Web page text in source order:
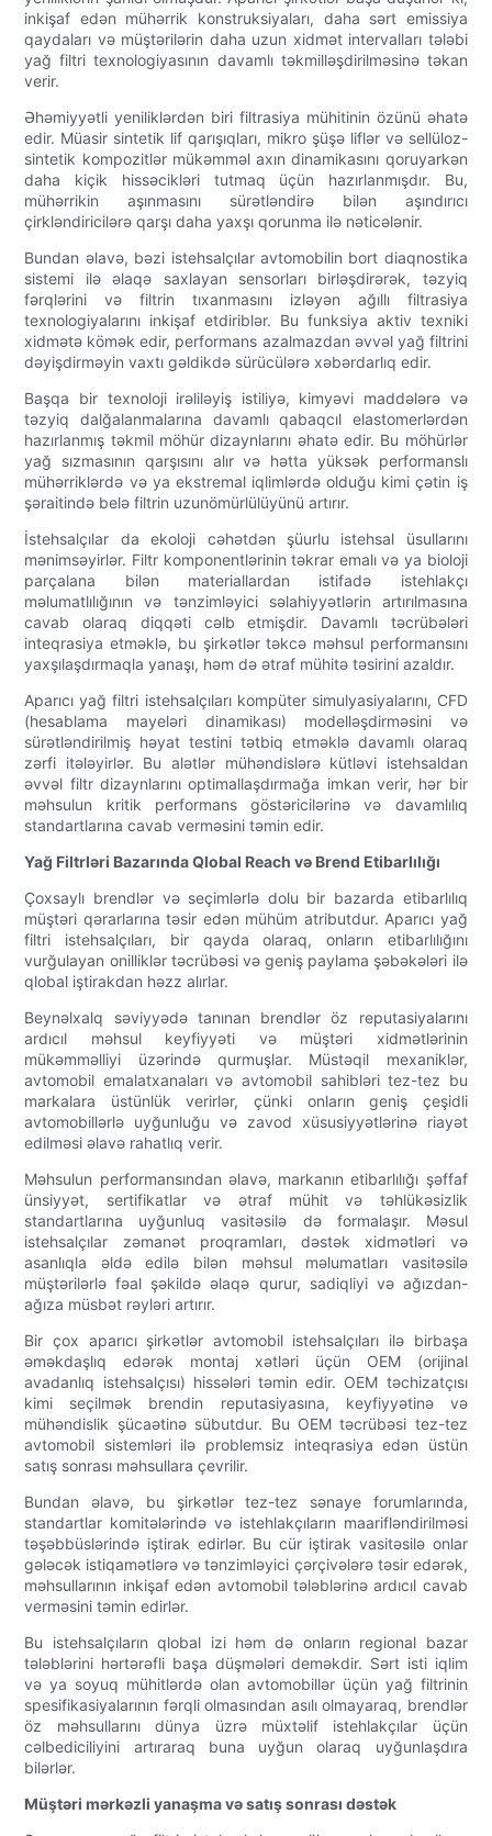
inkişaf edən mühərrik konstruksiyaları, daha sərt emissiya
qaydaları və müştərilərin daha uzun xidmət intervalları tələbi
yağ filtri texnologiyasının davamlı təkmilləşdirilməsinə təkan
verir.
Əhəmiyyətli yeniliklərdən biri filtrasiya mühitinin özünü əhatə
edir. Müasir sintetik lif qarışıqları, mikro şüşə liflər və sellüloz-
sintetik kompozitlər mükəmməl axın dinamikasını qoruyarkən
daha kiçik hissəcikləri tutmaq üçün hazırlanmışdır. Bu,
mühərrikin aşınmasını sürətləndirə bilən aşındırıcı
çirkləndiricilərə qarşı daha yaxşı qorunma ilə nəticələnir.
Bundan əlavə, bəzi istehsalçılar avtomobilin bort diaqnostika
sistemi ilə əlaqə saxlayan sensorları birləşdirərək, təzyiq
fərqlərini və filtrin tıxanmasını izləyən ağıllı filtrasiya
texnologiyalarını inkişaf etdiriblər. Bu funksiya aktiv texniki
xidmətə kömək edir, performans azalmazdan əvvəl yağ filtrini
dəyişdirməyin vaxtı gəldikdə sürücülərə xəbərdarlıq edir.
Başqa bir texnoloji irəliləyiş istiliyə, kimyəvi maddələrə və
təzyiq dalğalanmalarına davamlı qabaqcıl elastomerlərdən
hazırlanmış təkmil möhür dizaynlarını əhatə edir. Bu möhürlər
yağ sızmasının qarşısını alır və hətta yüksək performanslı
mühərriklərdə və ya ekstremal iqlimlərdə olduğu kimi çətin iş
şəraitində belə filtrin uzunömürlülüyünü artırır.
İstehsalçılar da ekoloji cəhətdən şüurlu istehsal üsullarını
mənimsəyirlər. Filtr komponentlərinin təkrar emalı və ya bioloji
parçalana bilən materiallardan istifadə istehlakçı
məlumatlılığının və tənzimləyici səlahiyyətlərin artırılmasına
cavab olaraq diqqəti cəlb etmişdir. Davamlı təcrübələri
inteqrasiya etməklə, bu şirkətlər təkcə məhsul performansını
yaxşılaşdırmaqla yanaşı, həm də ətraf mühitə təsirini azaldır.
Aparıcı yağ filtri istehsalçıları kompüter simulyasiyalarını, CFD
(hesablama mayeləri dinamikası) modelləşdirməsini və
sürətləndirilmiş həyat testini tətbiq etməklə davamlı olaraq
zərfi itələyirlər. Bu alətlər mühəndislərə kütləvi istehsaldan
əvvəl filtr dizaynlarını optimallaşdırmağa imkan verir, hər bir
məhsulun kritik performans göstəricilərinə və davamlılıq
standartlarına cavab verməsini təmin edir.
Yağ Filtrləri Bazarında Qlobal Reach və Brend Etibarlılığı
Çoxsaylı brendlər və seçimlərlə dolu bir bazarda etibarlılıq
müştəri qərarlarına təsir edən mühüm atributdur. Aparıcı yağ
filtri istehsalçıları, bir qayda olaraq, onların etibarlılığını
vurğulayan onilliklər təcrübəsi və geniş paylama şəbəkələri ilə
qlobal iştirakdan həzz alırlar.
Beynəlxalq səviyyədə tanınan brendlər öz reputasiyalarını
ardıcıl məhsul keyfiyyəti və müştəri xidmətlərinin
mükəmməlliyi üzərində qurmuşlar. Müstəqil mexaniklər,
avtomobil emalatxanaları və avtomobil sahibləri tez-tez bu
markalara üstünlük verirlər, çünki onların geniş çeşidli
avtomobillərlə uyğunluğu və zavod xüsusiyyətlərinə riayət
edilməsi əlavə rahatlıq verir.
Məhsulun performansından əlavə, markanın etibarlılığı şəffaf
ünsiyyət, sertifikatlar və ətraf mühit və təhlükəsizlik
standartlarına uyğunluq vasitəsilə də formalaşır. Məsul
istehsalçılar zəmanət proqramları, dəstək xidmətləri və
asanlıqla əldə edilə bilən məhsul məlumatları vasitəsilə
müştərilərlə fəal şəkildə əlaqə qurur, sadiqliyi və ağızdan-
ağıza müsbət rəyləri artırır.
Bir çox aparıcı şirkətlər avtomobil istehsalçıları ilə birbaşa
əməkdaşlıq edərək montaj xətləri üçün OEM (orijinal
avadanlıq istehsalçısı) hissələri təmin edir. OEM təchizatçısı
kimi seçilmək brendin reputasiyasına, keyfiyyətinə və
mühəndislik şücaətinə sübutdur. Bu OEM təcrübəsi tez-tez
avtomobil sistemləri ilə problemsiz inteqrasiya edən üstün
satış sonrası məhsullara çevrilir.
Bundan əlavə, bu şirkətlər tez-tez sənaye forumlarında,
standartlar komitələrində və istehlakçıların maarifləndirilməsi
təşəbbüslərində iştirak edirlər. Bu cür iştirak vasitəsilə onlar
gələcək istiqamətlərə və tənzimləyici çərçivələrə təsir edərək,
məhsullarının inkişaf edən avtomobil tələblərinə ardıcıl cavab
verməsini təmin edirlər.
Bu istehsalçıların qlobal izi həm də onların regional bazar
tələblərini hərtərəfli başa düşmələri deməkdir. Sərt isti iqlim
və ya soyuq mühitlərdə olan avtomobillər üçün yağ filtrinin
spesifikasiyalarının fərqli olmasından asılı olmayaraq, brendlər
öz məhsullarını dünya üzrə müxtəlif istehlakçılar üçün
cəlbediciliyini artıraraq buna uyğun olaraq uyğunlaşdıra
bilərlər.
Müştəri mərkəzli yanaşma və satış sonrası dəstək